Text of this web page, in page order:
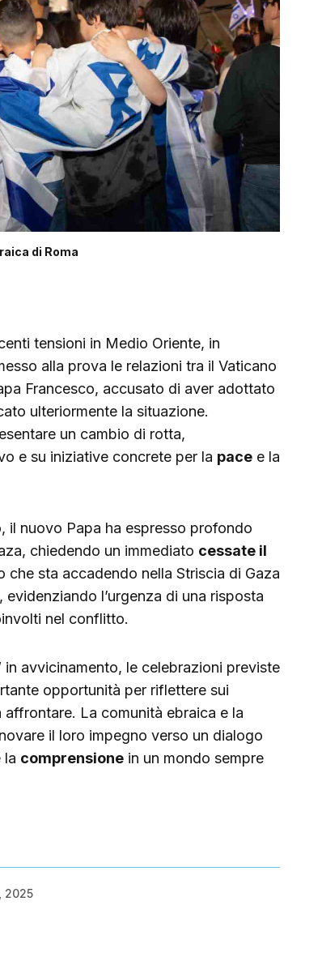
di Roma
tensioni in Medio Oriente, in
alla prova le relazioni tra il Vaticano
Francesco, accusato di aver adottato
ulteriormente la situazione.
un cambio di rotta,
e su iniziative concrete per la pace e la
il nuovo Papa ha espresso profondo
chiedendo un immediato cessate il
che sta accadendo nella Striscia di Gaza
l’urgenza di una risposta
nel conflitto.
avvicinamento, le celebrazioni previste
opportunità per riflettere sui
La comunità ebraica e la
il loro impegno verso un dialogo
la comprensione in un mondo sempre
2025